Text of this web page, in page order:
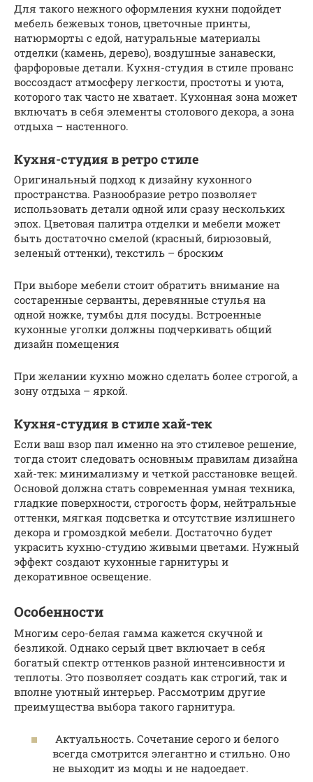
Для такого нежного оформления кухни подойдет
мебель бежевых тонов, цветочные принты,
натюрморты с едой, натуральные материалы
отделки (камень, дерево), воздушные занавески,
фарфоровые детали. Кухня-студия в стиле прованс
воссоздаст атмосферу легкости, простоты и уюта,
которого так часто не хватает. Кухонная зона может
включать в себя элементы столового декора, а зона
отдыха – настенного.
Кухня-студия в ретро стиле
Оригинальный подход к дизайну кухонного
пространства. Разнообразие ретро позволяет
использовать детали одной или сразу нескольких
эпох. Цветовая палитра отделки и мебели может
быть достаточно смелой (красный, бирюзовый,
зеленый оттенки), текстиль – броским
При выборе мебели стоит обратить внимание на
состаренные серванты, деревянные стулья на
одной ножке, тумбы для посуды. Встроенные
кухонные уголки должны подчеркивать общий
дизайн помещения
При желании кухню можно сделать более строгой, а
зону отдыха – яркой.
Кухня-студия в стиле хай-тек
Если ваш взор пал именно на это стилевое решение,
тогда стоит следовать основным правилам дизайна
хай-тек: минимализму и четкой расстановке вещей.
Основой должна стать современная умная техника,
гладкие поверхности, строгость форм, нейтральные
оттенки, мягкая подсветка и отсутствие излишнего
декора и громоздкой мебели. Достаточно будет
украсить кухню-студию живыми цветами. Нужный
эффект создают кухонные гарнитуры и
декоративное освещение.
Особенности
Многим серо-белая гамма кажется скучной и
безликой. Однако серый цвет включает в себя
богатый спектр оттенков разной интенсивности и
теплоты. Это позволяет создать как строгий, так и
вполне уютный интерьер. Рассмотрим другие
преимущества выбора такого гарнитура.
Актуальность. Сочетание серого и белого
всегда смотрится элегантно и стильно. Оно
не выходит из моды и не надоедает.